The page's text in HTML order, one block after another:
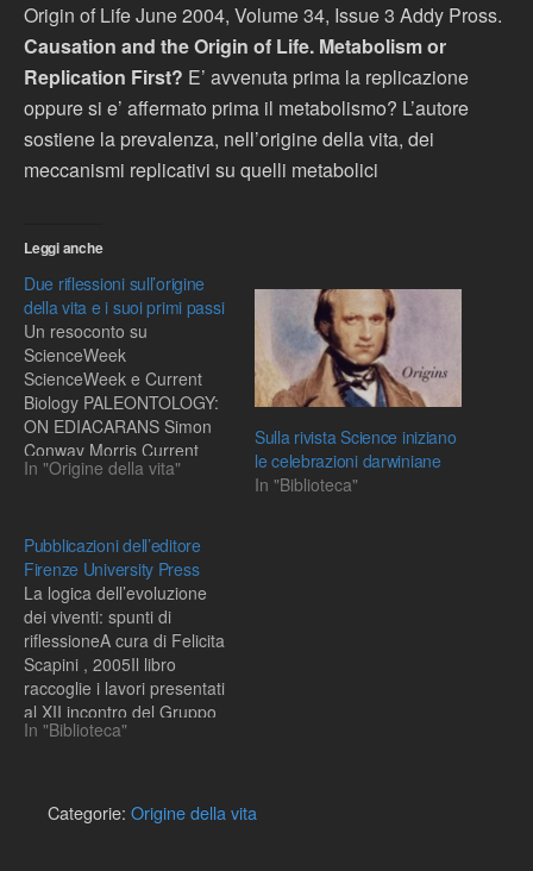
Origin of Life June 2004, Volume 34, Issue 3 Addy Pross.
Causation and the Origin of Life. Metabolism or
Replication First? E’ avvenuta prima la replicazione
oppure si e’ affermato prima il metabolismo? L’autore
sostiene la prevalenza, nell’origine della vita, dei
meccanismi replicativi su quelli metabolici
Leggi anche
Due riflessioni sull’origine
della vita e i suoi primi passi
Un resoconto su
ScienceWeek
ScienceWeek e Current
Biology PALEONTOLOGY:
ON EDIACARANS Simon
Conway Morris Current
Biology, Vol 15, R8, 11
In "Origine della vita"
Sulla rivista Science iniziano
le celebrazioni darwiniane
In "Biblioteca"
Pubblicazioni dell’editore
Firenze University Press
La logica dell’evoluzione
dei viventi: spunti di
riflessioneA cura di Felicita
Scapini , 2005Il libro
raccoglie i lavori presentati
al XII incontro del Gruppo
italiano di biologia
Le teorie evoluzionistiche
vengono trattate con
In "Biblioteca"
Categorie: Origine della vita